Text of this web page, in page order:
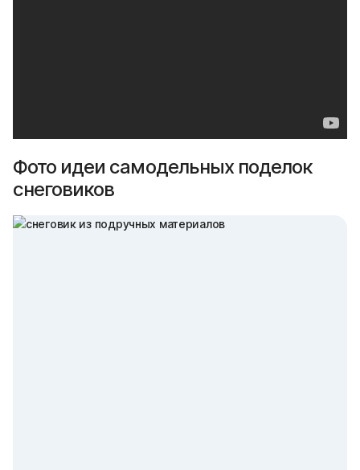
Фото идеи самодельных поделок
снеговиков